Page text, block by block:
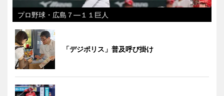
プロ野球・広島７―１１巨人
「デジポリス」普及呼び掛け